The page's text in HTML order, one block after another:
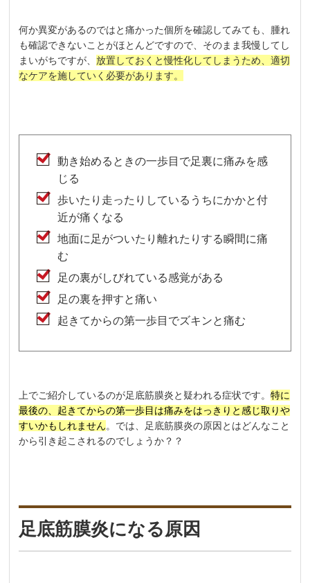
何か異変があるのではと痛かった個所を確認してみても、腫れ
も確認できないことがほとんどですので、そのまま我慢してし
まいがちですが、 放置しておくと慢性化してしまうため、適切
なケアを施していく必要があります。
動き始めるときの一歩目で足裏に痛みを感
じる
歩いたり走ったりしているうちにかかと付
近が痛くなる
地面に足がついたり離れたりする瞬間に痛
む
足の裏がしびれている感覚がある
足の裏を押すと痛い
起きてからの第一歩目でズキンと痛む
上でご紹介しているのが足底筋膜炎と疑われる症状です。特に
最後の、起きてからの第一歩目は痛みをはっきりと感じ取りや
すいかもしれません。では、足底筋膜炎の原因とはどんなこと
から引き起こされるのでしょうか？？
足底筋膜炎になる原因